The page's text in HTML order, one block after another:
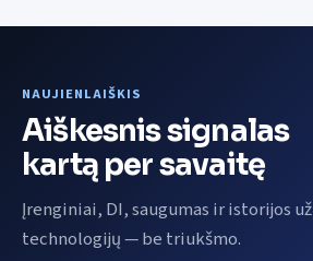
NAUJIENLAIŠKIS
Aiškesnis signalas
kartą per savaitę
Įrenginiai, DI, saugumas ir istorijos už
technologijų — be triukšmo.